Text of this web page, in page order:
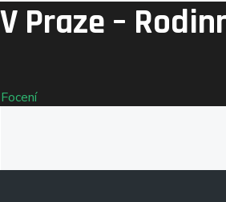
Praze –